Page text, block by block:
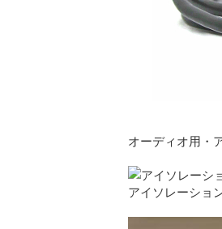
オーディオ用・
アイソレーショ